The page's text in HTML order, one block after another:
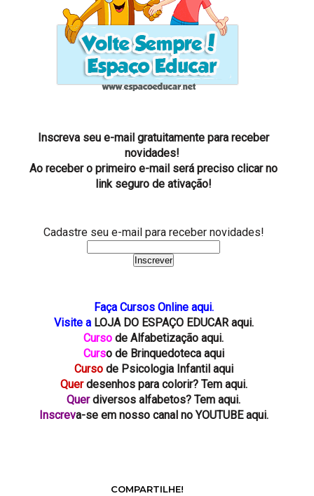
Inscreva seu e-mail gratuitamente para receber
novidades!
Ao receber o primeiro e-mail será preciso clicar no
link seguro de ativação!
Cadastre seu e-mail para receber novidades!
Faça Cursos Online aqui.
Visite a LOJA DO ESPAÇO EDUCAR aqui.
Cursode Alfabetização aqui.
Curso de Brinquedoteca aqui
Curso de Psicologia Infantil aqui
Querdesenhos para colorir? Tem aqui.
Querdiversos alfabetos? Tem aqui.
Inscreva-se em nosso canal no YOUTUBE aqui.
COMPARTILHE!